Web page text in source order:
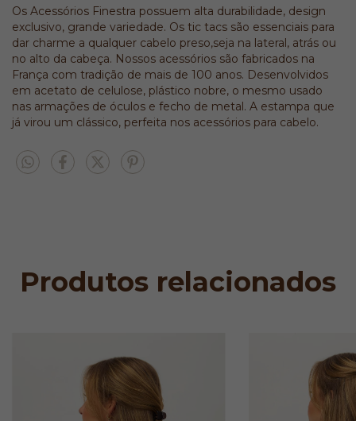
Os Acessórios Finestra possuem alta durabilidade, design
exclusivo, grande variedade. Os tic tacs são essenciais para
dar charme a qualquer cabelo preso,seja na lateral, atrás ou
no alto da cabeça. Nossos acessórios são fabricados na
França com tradição de mais de 100 anos. Desenvolvidos
em acetato de celulose, plástico nobre, o mesmo usado
nas armações de óculos e fecho de metal. A estampa que
já virou um clássico, perfeita nos acessórios para cabelo.
Produtos relacionados